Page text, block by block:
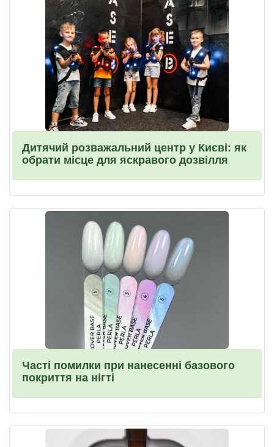
Дитячий розважальний центр у Києві: як
обрати місце для яскравого дозвілля
Часті помилки при нанесенні базового
покриття на нігті